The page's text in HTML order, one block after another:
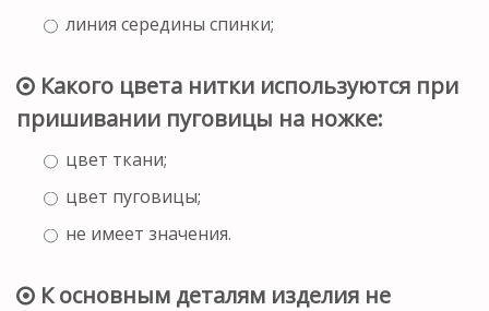
линия середины спинки;
Какого цвета нитки используются при
пришивании пуговицы на ножке:
цвет ткани;
цвет пуговицы;
не имеет значения.
К основным деталям изделия не